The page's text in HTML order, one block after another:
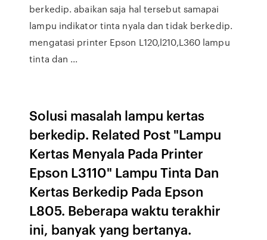
berkedip. abaikan saja hal tersebut samapai
lampu indikator tinta nyala dan tidak berkedip.
mengatasi printer Epson L120,l210,L360 lampu
tinta dan ...
Solusi masalah lampu kertas
berkedip. Related Post "Lampu
Kertas Menyala Pada Printer
Epson L3110" Lampu Tinta Dan
Kertas Berkedip Pada Epson
L805. Beberapa waktu terakhir
ini, banyak yang bertanya.